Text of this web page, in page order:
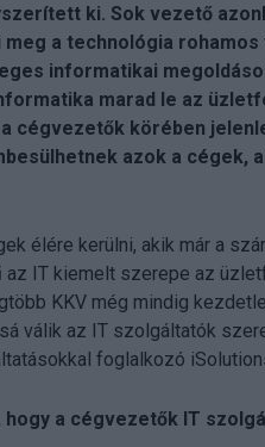
ki. Sok vezető
a technológia
informatikai
marad le az
cégvezetők körében
azok a cégek,
élére kerülni, akik már a
IT kiemelt szerepe az
KKV még mindig
válik az IT szolgáltatók
foglalkozó
a cégvezetők IT